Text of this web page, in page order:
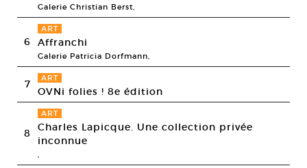
Galerie Christian Berst,
6
ART
Affranchi
Galerie Patricia Dorfmann,
7 ART
OVNi folies ! 8e édition
8
ART
Charles Lapicque. Une collection privée
inconnue
,